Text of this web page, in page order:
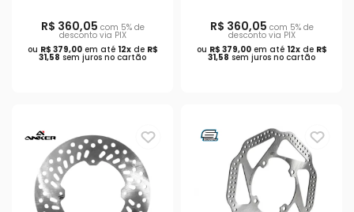
R$ 360,05 com 5% de
desconto via PIX
ou R$ 379,00em até 12xde R$
31,58 sem juros no cartão
R$ 360,05 com 5% de
desconto via PIX
ou R$ 379,00em até 12xde R$
31,58 sem juros no cartão